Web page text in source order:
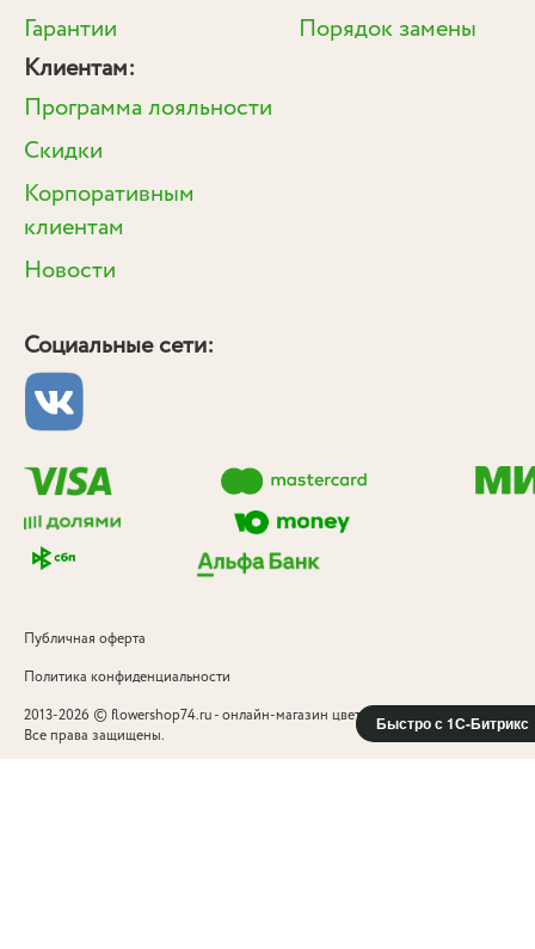
Гарантии
Порядок замены
Клиентам:
Программа лояльности
Скидки
Корпоративным
клиентам
Новости
Социальные сети:
Публичная оферта
Политика конфиденциальности
2013-2026 © flowershop74.ru - онлайн-магазин цветов и подарков в
Все права защищены.
Быстро с 1С-Битрикс